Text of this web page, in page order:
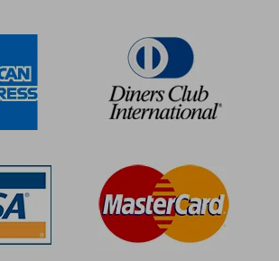
S/ 104,59